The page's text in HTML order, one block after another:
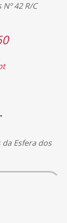
42 R/C
Esfera dos